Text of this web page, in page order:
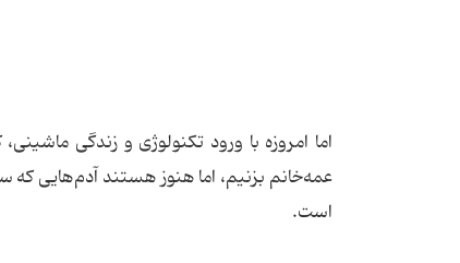
اما امروزه با ورود تكنولوژی و زندگی
عمه‌خانم بزنیم، اما هنوز هستند آدم‌هایی
است.